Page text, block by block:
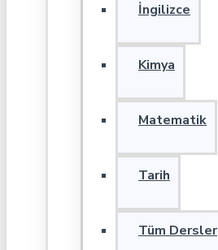
İngilizce
Kimya
Matematik
Tarih
Tüm Dersler